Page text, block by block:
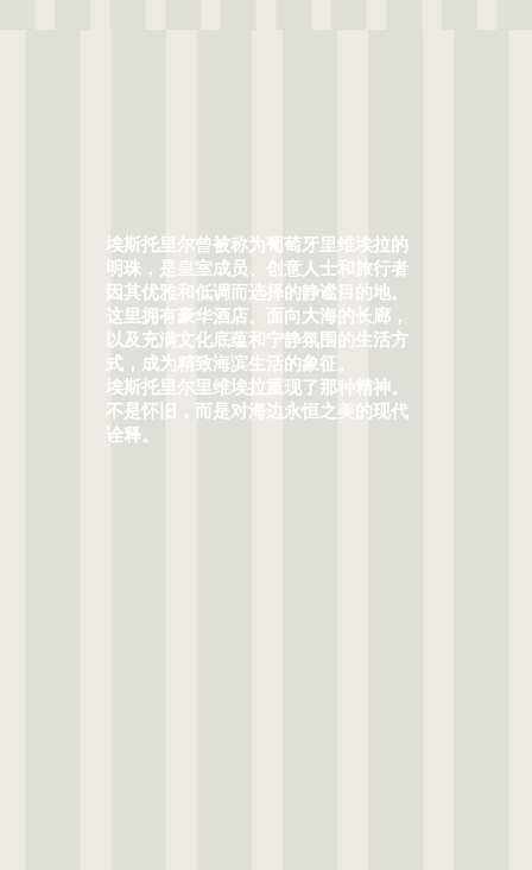
埃斯托里尔曾被称为葡萄牙里维埃拉的
明珠，是皇室成员、创意人士和旅行者
因其优雅和低调而选择的静谧目的地。
这里拥有豪华酒店、面向大海的长廊，
以及充满文化底蕴和宁静氛围的生活方
式，成为精致海滨生活的象征。
埃斯托里尔里维埃拉重现了那种精神。
不是怀旧，而是对海边永恒之美的现代
诠释。